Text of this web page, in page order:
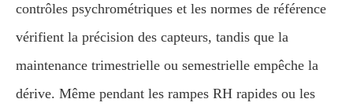
contrôles psychrométriques et les normes de référence
vérifient la précision des capteurs, tandis que la
maintenance trimestrielle ou semestrielle empêche la
dérive. Même pendant les rampes RH rapides ou les